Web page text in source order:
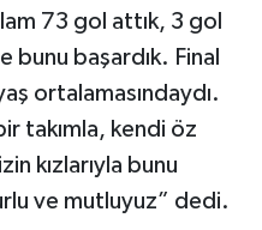
73 gol attık, 3 gol
bunu başardık. Final
ortalamasındaydı.
takımla, kendi öz
kızlarıyla bunu
ve mutluyuz” dedi.